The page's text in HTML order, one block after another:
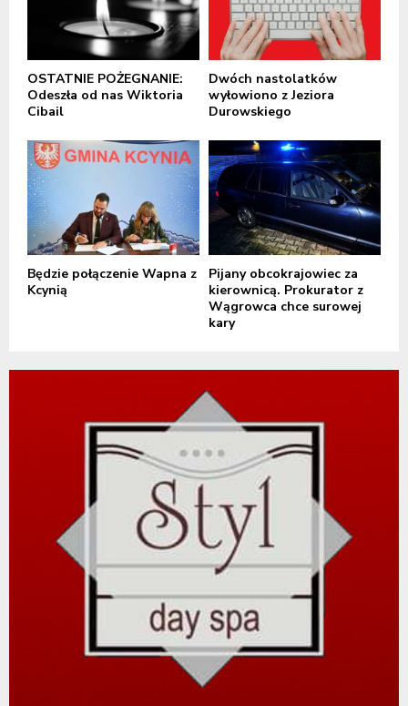
OSTATNIE POŻEGNANIE:
Odeszła od nas Wiktoria
Cibail
Dwóch nastolatków
wyłowiono z Jeziora
Durowskiego
Będzie połączenie Wapna z
Kcynią
Pijany obcokrajowiec za
kierownicą. Prokurator z
Wągrowca chce surowej
kary